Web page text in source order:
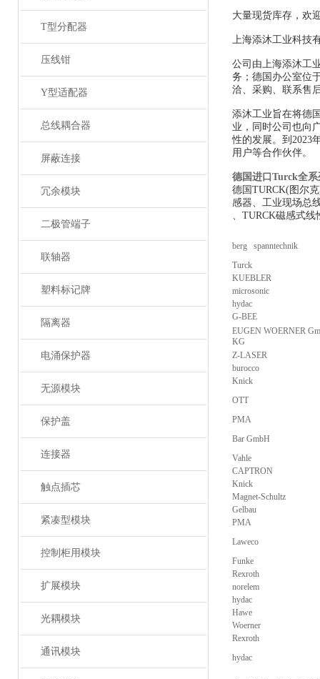
T型分配器
压线钳
Y型适配器
总线耦合器
屏蔽连接
冗余模块
二极管端子
联轴器
塑料标记牌
隔离器
电涌保护器
无源模块
保护盖
连接器
触点插芯
紧凑型模块
控制柜用模块
扩展模块
光耦模块
通讯模块
大量现货库存，欢
上海添沐工业科技
公司由上海添沐工
务；德国办公室位
洽、采购、联系售
添沐工业旨在将德
业，同时公司也向
性的发展。到2023
用户等合作伙伴。
德国进口Turck全
德国TURCK(图尔
感器、工业现场总
、TURCK磁感式
berg spanntechnik
Turck
KUEBLER
microsonic
hydac
G-BEE
EUGEN WOERNER
KG
Z-LASER
burocco
Knick
OTT
PMA
Bar GmbH
Vahle
CAPTRON
Knick
Magnet-Schultz
Gelbau
PMA
Laweco
Funke
Rexroth
norelem
hydac
Hawe
Woerner
Rexroth
hydac